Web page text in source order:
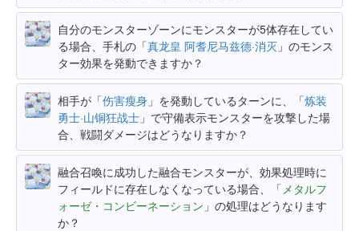
自分のモンスターゾーンにモンスターが5体存在してい
る場合、手札の「真龙皇 阿耆尼马兹德·消灭 」のモンス
ター効果を発動できますか？
相手が「伤害瘦身 」を発動しているターンに、「炼装
勇士·山铜狂战士 」で守備表示モンスターを攻撃した場
合、戦闘ダメージはどうなりますか？
融合召喚に成功した融合モンスターが、効果処理時に
フィールドに存在しなくなっている場合、「 メタルフ
ォーゼ・コンビーネーション 」の処理はどうなります
か？